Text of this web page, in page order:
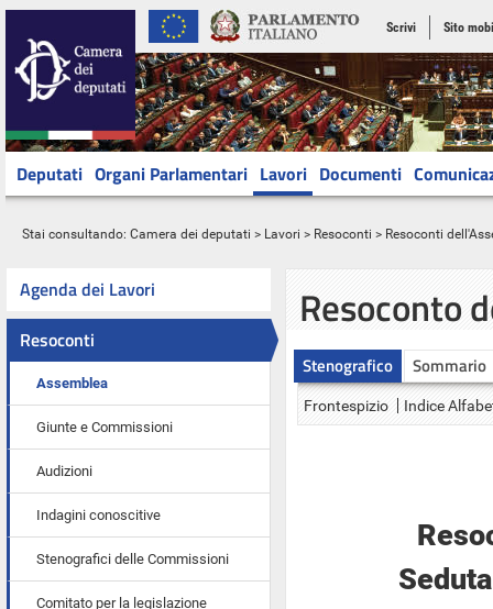
Scrivi Sito
Deputati Organi Parlamentari Lavori Documenti
Stai consultando: Camera dei deputati > Lavori > Resoconti > Resoconti
Agenda dei Lavori
Resoconti
Assemblea
Giunte e Commissioni
Audizioni
Indagini conoscitive
Stenografici delle Commissioni
Comitato per la legislazione
Resoconto
Stenografico Sommario
Frontespizio Indice